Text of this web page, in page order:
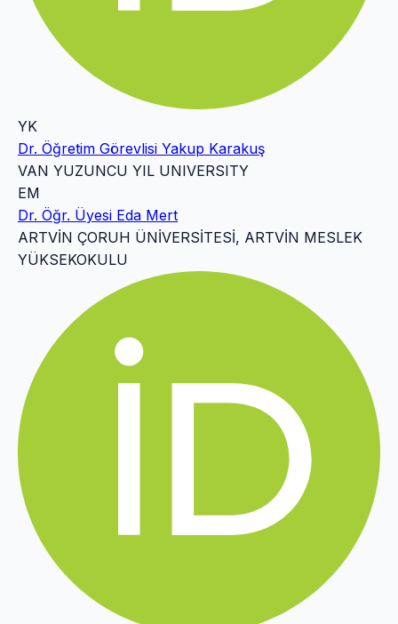
YK
Dr. Öğretim Görevlisi Yakup Karakuş
VAN YUZUNCU YIL UNIVERSITY
EM
Dr. Öğr. Üyesi Eda Mert
ARTVİN ÇORUH ÜNİVERSİTESİ, ARTVİN MESLEK
YÜKSEKOKULU